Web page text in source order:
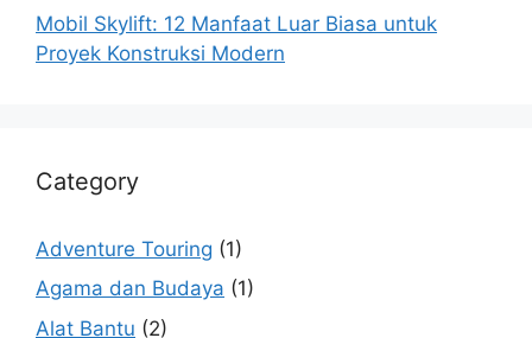
Mobil Skylift: 12 Manfaat Luar Biasa untuk
Proyek Konstruksi Modern
Category
Adventure Touring (1)
Agama dan Budaya (1)
Alat Bantu (2)